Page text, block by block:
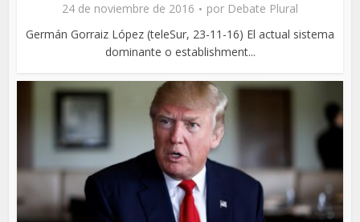
24 de noviembre de 2016 por Debate Plural
Germán Gorraiz López (teleSur, 23-11-16) El actual sistema
dominante o establishment...